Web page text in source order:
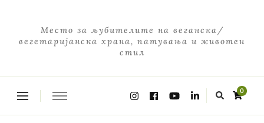
Место за љубителите на веганска/
вегетаријанска храна, патувања и животен
стил
0